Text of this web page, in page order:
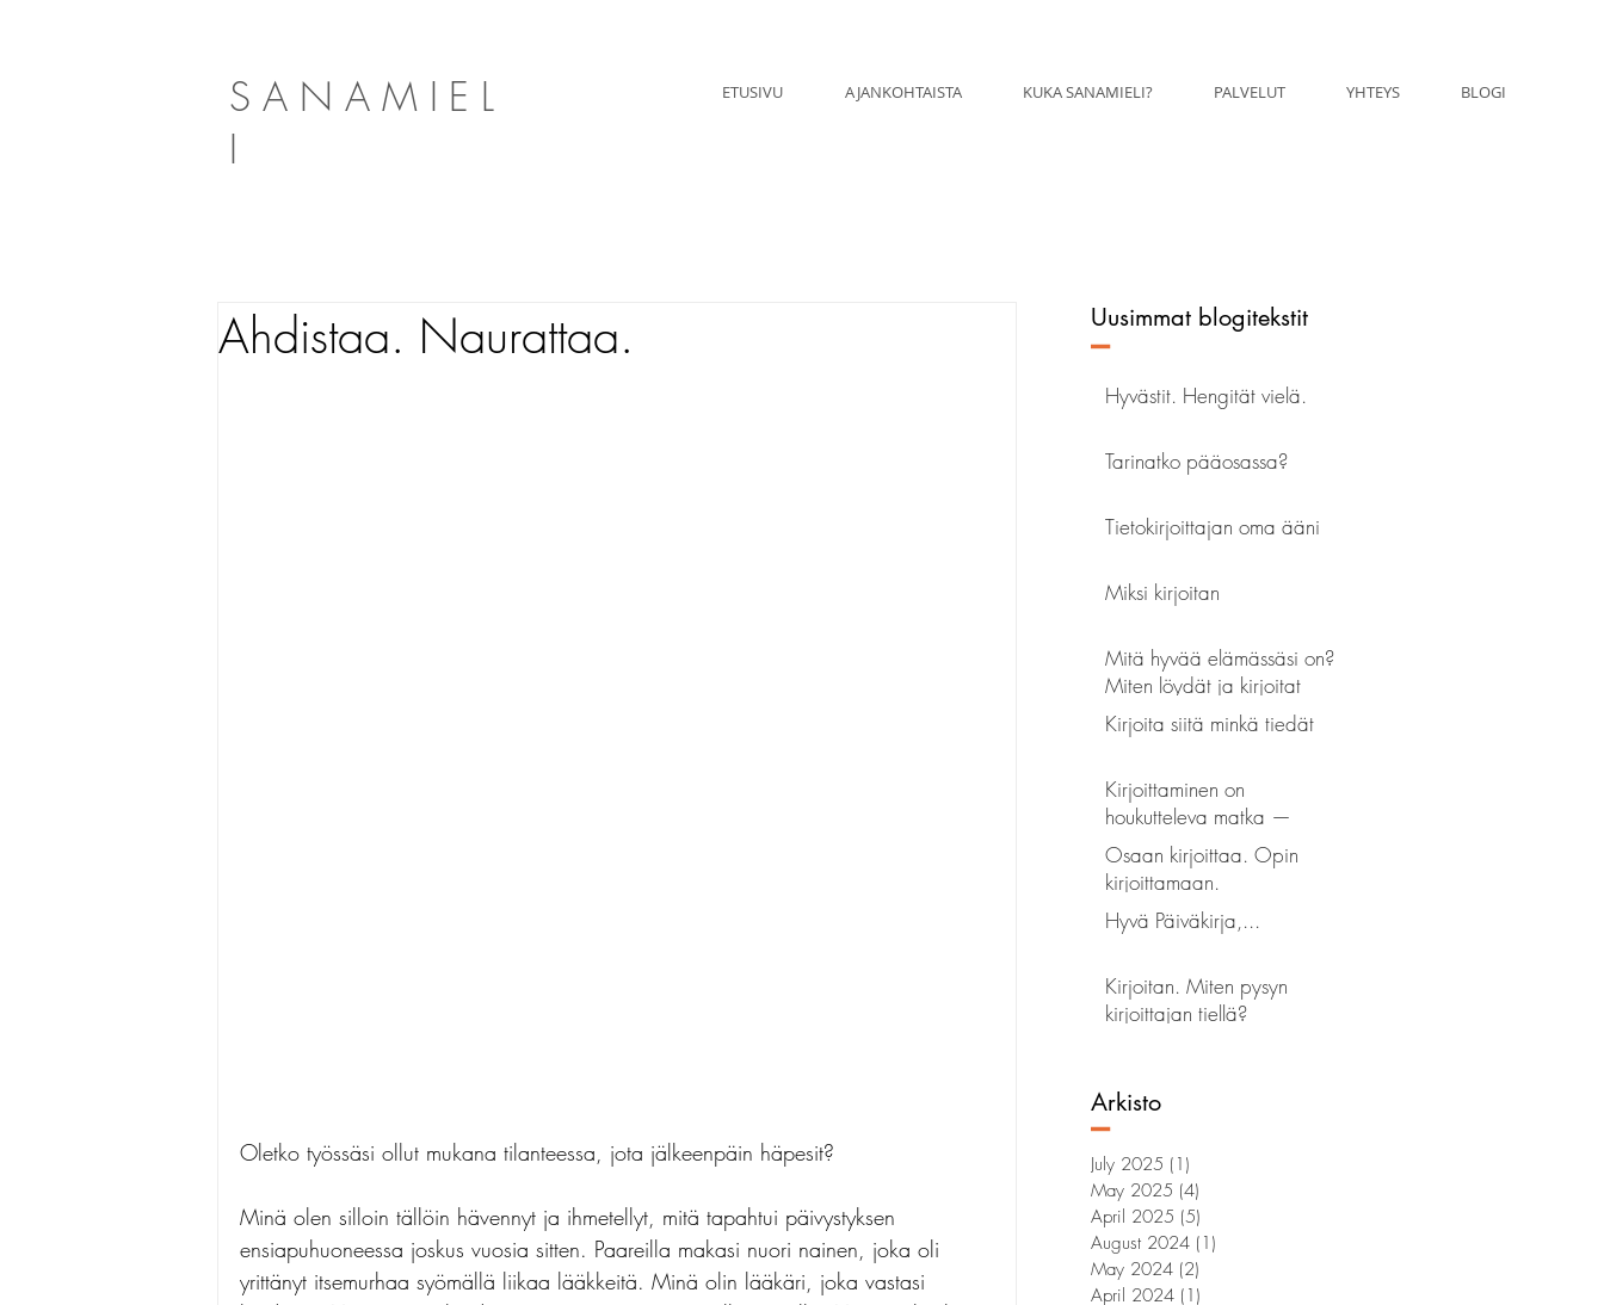
SANAMIEL
I
ETUSIVU AJANKOHTAISTA KUKA SANAMIELI? PALVELUT YHTEYS BLOGI
Ahdistaa. Naurattaa.
Oletko työssäsi ollut mukana tilanteessa, jota jälkeenpäin häpesit?
Minä olen silloin tällöin hävennyt ja ihmetellyt, mitä tapahtui päivystyksen
ensiapuhuoneessa joskus vuosia sitten. Paareilla makasi nuori nainen, joka oli
yrittänyt itsemurhaa syömällä liikaa lääkkeitä. Minä olin lääkäri, joka vastasi
Uusimmat blogitekstit
–
Hyvästit. Hengität vielä.
Tarinatko pääosassa?
Tietokirjoittajan oma ääni
Miksi kirjoitan
Mitä hyvää elämässäsi on?
Miten löydät ja kirjoitat
hyvän?
Kirjoita siitä minkä tiedät
Kirjoittaminen on
houkutteleva matka —
prosessin reflektointia
Osaan kirjoittaa. Opin
kirjoittamaan.
Hyvä Päiväkirja,...
Kirjoitan. Miten pysyn
kirjoittajan tiellä?
Arkisto
–
July 2025 (1)
May 2025 (4)
April 2025 (5)
August 2024 (1)
May 2024 (2)
April 2024 (1)